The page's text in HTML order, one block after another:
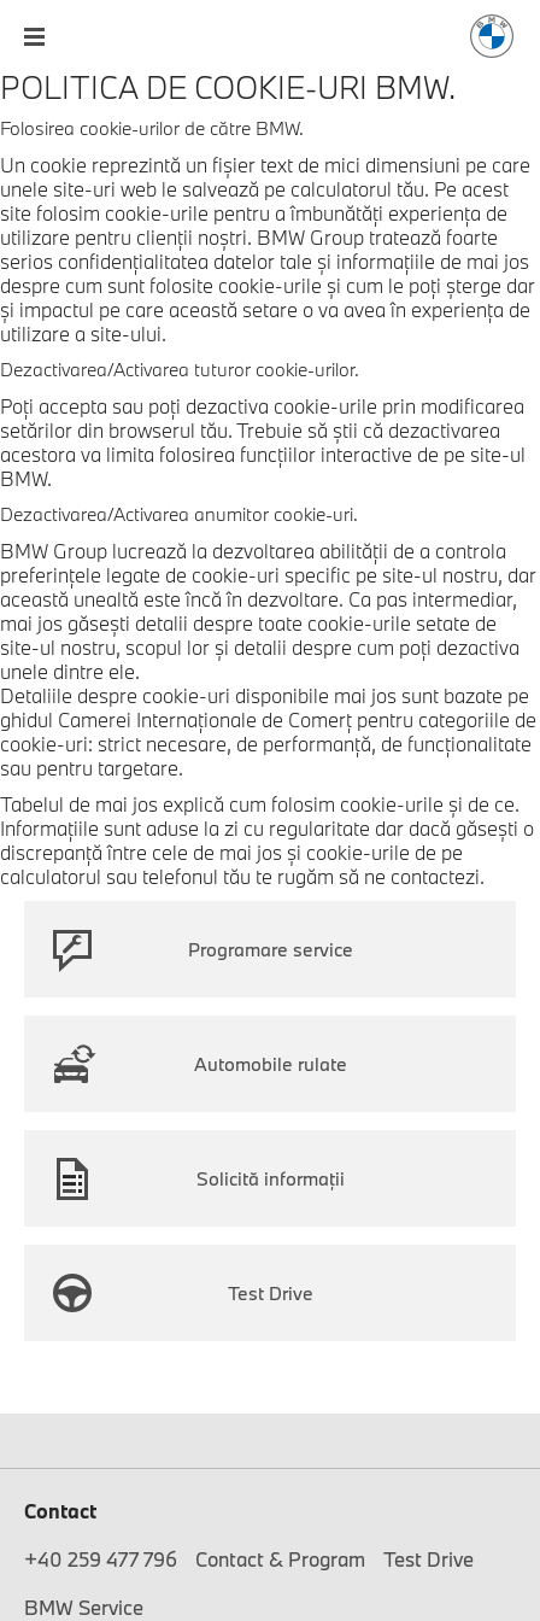
POLITICA DE COOKIE-URI BMW.
Folosirea cookie-urilor de către BMW.
Un cookie reprezintă un fişier text de mici dimensiuni pe care
unele site-uri web le salvează pe calculatorul tău. Pe acest
site folosim cookie-urile pentru a îmbunătăţi experienţa de
utilizare pentru clienţii noştri. BMW Group tratează foarte
serios confidenţialitatea datelor tale şi informaţiile de mai jos
despre cum sunt folosite cookie-urile şi cum le poţi şterge dar
şi impactul pe care această setare o va avea în experienţa de
utilizare a site-ului.
Dezactivarea/Activarea tuturor cookie-urilor.
Poţi accepta sau poţi dezactiva cookie-urile prin modificarea
setărilor din browserul tău. Trebuie să ştii că dezactivarea
acestora va limita folosirea funcţiilor interactive de pe site-ul
BMW.
Dezactivarea/Activarea anumitor cookie-uri.
BMW Group lucrează la dezvoltarea abilităţii de a controla
preferinţele legate de cookie-uri specific pe site-ul nostru, dar
această unealtă este încă în dezvoltare. Ca pas intermediar,
mai jos găseşti detalii despre toate cookie-urile setate de
site-ul nostru, scopul lor şi detalii despre cum poţi dezactiva
unele dintre ele.
Detaliile despre cookie-uri disponibile mai jos sunt bazate pe
ghidul Camerei Internaţionale de Comerţ pentru categoriile de
cookie-uri: strict necesare, de performanţă, de funcţionalitate
sau pentru targetare.
Tabelul de mai jos explică cum folosim cookie-urile şi de ce.
Informaţiile sunt aduse la zi cu regularitate dar dacă găseşti o
discrepanţă între cele de mai jos şi cookie-urile de pe
calculatorul sau telefonul tău te rugăm să ne contactezi.
Programare service
Automobile rulate
Solicită informaţii
Test Drive
Contact
+40 259 477 796
Contact & Program
Test Drive
BMW Service